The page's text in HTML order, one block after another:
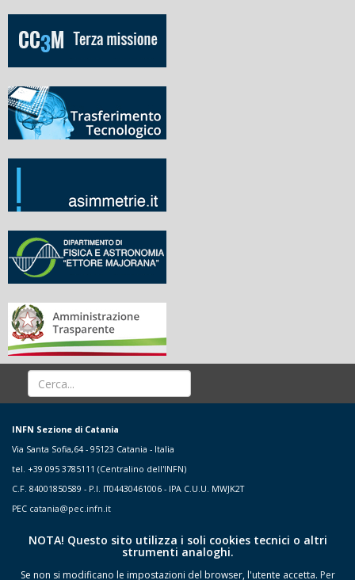
INFN Sezione di Catania
Via Santa Sofia,64 - 95123 Catania - Italia
tel. +39 095 3785111 (Centralino dell'INFN)
C.F. 84001850589 - P.I. IT04430461006 - IPA C.U.U. MWJK2T
PEC catania@pec.infn.it
NOTA! Questo sito utilizza i soli cookies tecnici o altri
strumenti analoghi.
Se non si modificano le impostazioni del browser, l'utente accetta. Per